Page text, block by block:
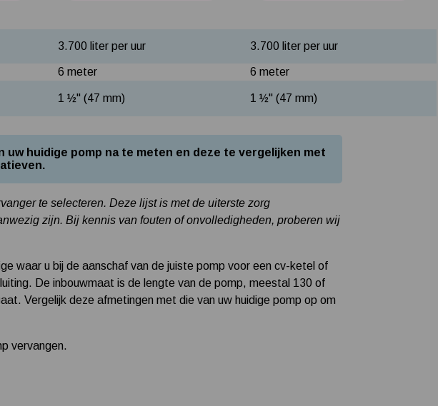
3.700 liter per uur 3.700 liter per uur
6 meter
6 meter
1 ½" (47 mm) 1 ½" (47 mm)
uw huidige pomp na te meten en deze te vergelijken met
te selecteren. Deze lijst is met de uiterste zorg
zijn. Bij kennis van fouten of onvolledigheden, proberen wij
waar u bij de aanschaf van de juiste pomp voor een cv-ketel of
De inbouwmaat is de lengte van de pomp, meestal 130 of
Vergelijk deze afmetingen met die van uw huidige pomp op om
vervangen.